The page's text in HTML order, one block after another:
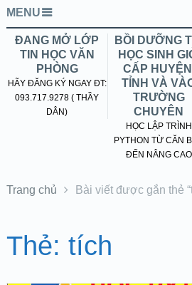
MENU
ĐANG MỞ LỚP
TIN HỌC VĂN
PHÒNG
HÃY ĐĂNG KÝ NGAY ĐT:
093.717.9278 ( THẦY
DÂN)
BỒI DƯỠNG
HỌC SINH
CẤP
TỈNH VÀ
TRƯỜNG
CHUYÊN
HỌC LẬP TRÌNH
PYTHON TỪ CĂN
ĐẾN NÂNG CAO
Trang chủ Bài viết được gắn thẻ
Thẻ: tích